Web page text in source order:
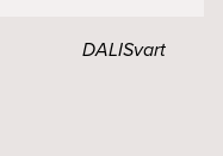
DALISvart